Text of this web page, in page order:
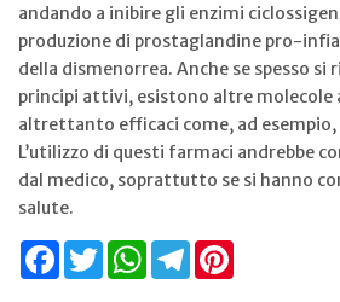
andando a inibire gli enzimi
produzione di prostaglandine pro-
della dismenorrea. Anche se spesso si
principi attivi, esistono altre
altrettanto efficaci come, ad esempio,
L’utilizzo di questi farmaci andrebbe
dal medico, soprattutto se si hanno
salute.
FacebookTwitterWhatsAppTelegram